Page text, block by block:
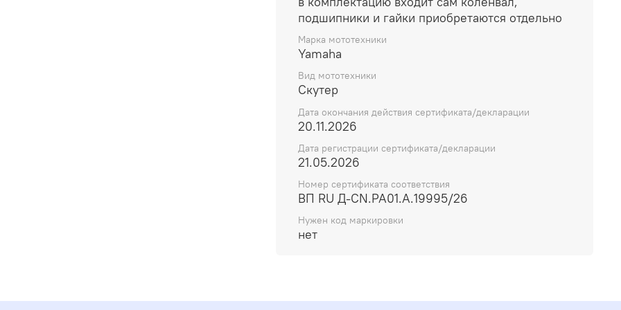
подшипники и гайки приобретаются отдельно
Марка мототехники
Yamaha
Вид мототехники
Скутер
Дата окончания действия сертификата/декларации
20.11.2026
Дата регистрации сертификата/декларации
21.05.2026
Номер сертификата соответствия
ВП RU Д-CN.РА01.А.19995/26
Нужен код маркировки
нет